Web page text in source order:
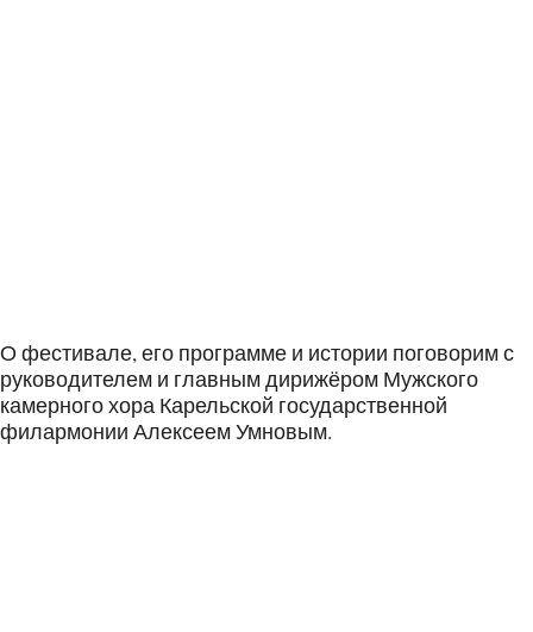
О фестивале, его программе и истории поговорим с
руководителем и главным дирижёром Мужского
камерного хора Карельской государственной
филармонии Алексеем Умновым.